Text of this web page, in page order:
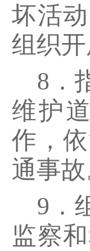
坏活
组织
8．
维护
作，
通事故
9．
监察